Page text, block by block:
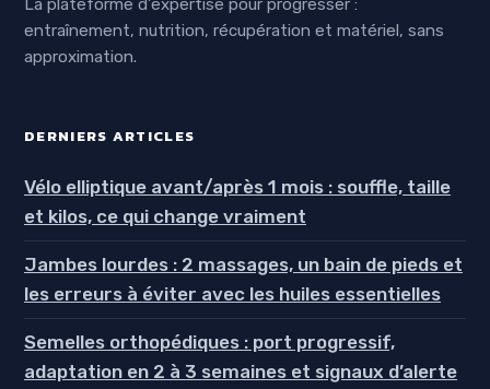
La plateforme d'expertise pour progresser :
entraînement, nutrition, récupération et matériel, sans
approximation.
DERNIERS ARTICLES
Vélo elliptique avant/après 1 mois : souffle, taille
et kilos, ce qui change vraiment
Jambes lourdes : 2 massages, un bain de pieds et
les erreurs à éviter avec les huiles essentielles
Semelles orthopédiques : port progressif,
adaptation en 2 à 3 semaines et signaux d’alerte